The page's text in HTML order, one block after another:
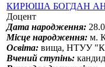
КИРЮША БОГДАН
Доцент
Дата народження:
Місце народження: м.
Освіта: вища, НТУУ
Вчений ступінь: